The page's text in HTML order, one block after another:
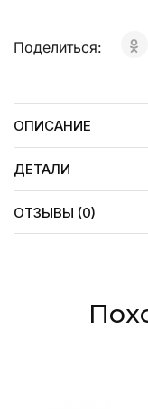
Поделиться:
ОПИСАНИЕ
ДЕТАЛИ
ОТЗЫВЫ (0)